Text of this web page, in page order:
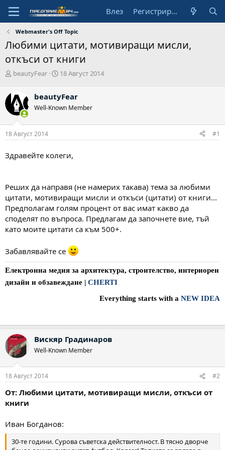
Влез Регистрирай се
Webmaster's Off Topic
Любими цитати, мотивиращи мисли,
откъси от книги
А
о
р
beautyFear
Н
а
л
а
т
18 Август 2014
beautyFear
Well-Known Member
18 Август 2014 #1
Здравейте колеги,
Реших да направя (не намерих такава) тема за любими
цитати, мотивиращи мисли и откъси (цитати) от книги...
Предполагам голям процент от вас имат какво да
споделят по въпроса. Предлагам да започнете вие, тъй
като моите цитати са към 500+.
Забавлявайте се
Електронна медия за архитектура, строителство, интериорен
дизайн и обзавеждане | CHERTI
Everything starts with a NEW IDEA
Вискяр Градинаров
Well-Known Member
18 Август 2014 #2
От: Любими цитати, мотивиращи мисли, откъси от
книги
Иван Богданов:
30-те години. Сурова съветска действителност. В тясно дворче